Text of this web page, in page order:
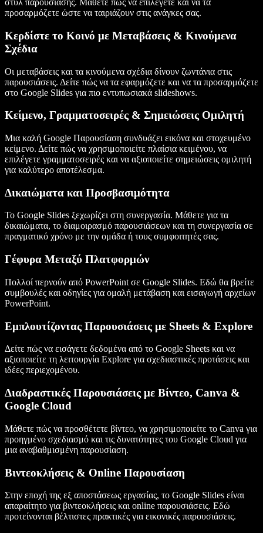
στυλ παρουσίασης. Μάθετε πώς να επιλέγετε και να τα
προσαρμόζετε ώστε να ταιριάζουν στις ανάγκες σας.
Κερδίστε το Κοινό με Μεταβάσεις & Κινούμενα
Σχέδια
Οι μεταβάσεις και τα κινούμενα σχέδια δίνουν ζωντάνια στις
παρουσιάσεις. Δείτε πώς να τα εφαρμόζετε και να τα προσαρμόζετε
στο Google Slides για πιο εντυπωσιακά slideshows.
Κείμενο, Γραμματοσειρές & Σημειώσεις Ομιλητή
Μια καλή Google Παρουσίαση συνδυάζει εικόνα και στοχευμένο
κείμενο. Δείτε πώς να χρησιμοποιείτε πλαίσια κειμένου, να
επιλέγετε γραμματοσειρές και να αξιοποιείτε σημειώσεις ομιλητή
για καλύτερο αποτέλεσμα.
Δικαιώματα και Προσβασιμότητα
Το Google Slides ξεχωρίζει στη συνεργασία. Μάθετε για τα
δικαιώματα, το διαμοιρασμό παρουσιάσεων και τη συνεργασία σε
πραγματικό χρόνο με την ομάδα ή τους συμφοιτητές σας.
Γέφυρα Μεταξύ Πλατφορμών
Πολλοί περνούν από PowerPoint σε Google Slides. Εδώ θα βρείτε
συμβουλές και οδηγίες για ομαλή μετάβαση και εισαγωγή αρχείων
PowerPoint.
Εμπλουτίζοντας Παρουσιάσεις με Sheets & Explore
Δείτε πώς να εισάγετε δεδομένα από το Google Sheets και να
αξιοποιείτε τη λειτουργία Explore για σχεδιαστικές προτάσεις και
ιδέες περιεχομένου.
Διαδραστικές Παρουσιάσεις με Βίντεο, Canva &
Google Cloud
Μάθετε πώς να προσθέτετε βίντεο, να χρησιμοποιείτε το Canva για
προηγμένο σχεδιασμό και τις δυνατότητες του Google Cloud για
μια αναβαθμισμένη παρουσίαση.
Βιντεοκλήσεις & Online Παρουσίαση
Στην εποχή της εξ αποστάσεως εργασίας, το Google Slides είναι
απαραίτητο για βιντεοκλήσεις και online παρουσιάσεις. Εδώ
προτείνονται βέλτιστες πρακτικές για εικονικές παρουσιάσεις.